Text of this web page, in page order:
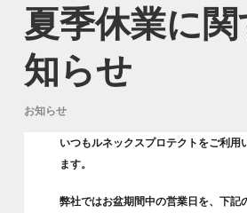
夏季休業に
知らせ
お知らせ
いつもルネックスプロテクトをご利用
ます。
弊社ではお盆期間中の営業日を、下記